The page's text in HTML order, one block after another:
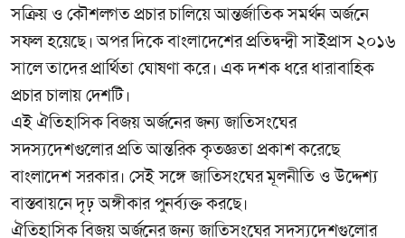
সক্রিয় ও কৌশলগত প্রচার চালিয়ে আন্তর্জাতিক সমর্থন অর্জনে
সফল হয়েছে। অপর দিকে বাংলাদেশের প্রতিদ্বন্দ্বী সাইপ্রাস ২০১৬
সালে তাদের প্রার্থিতা ঘোষণা করে। এক দশক ধরে ধারাবাহিক
প্রচার চালায় দেশটি।
এই ঐতিহাসিক বিজয় অর্জনের জন্য জাতিসংঘের
সদস্যদেশগুলোর প্রতি আন্তরিক কৃতজ্ঞতা প্রকাশ করেছে
বাংলাদেশ সরকার। সেই সঙ্গে জাতিসংঘের মূলনীতি ও উদ্দেশ্য
বাস্তবায়নে দৃঢ় অঙ্গীকার পুনর্ব্যক্ত করছে।
ঐতিহাসিক বিজয় অর্জনের জন্য জাতিসংঘের সদস্যদেশগুলোর